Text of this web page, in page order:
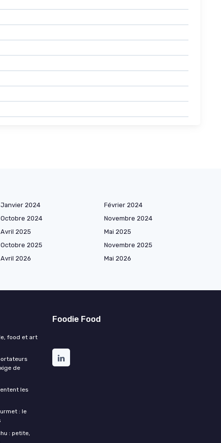
Janvier 2024
Février 2024
Octobre 2024
Novembre 2024
Avril 2025
Mai 2025
Octobre 2025
Novembre 2025
Avril 2026
Mai 2026
food et art
de
les
: le
: petite,
Foodie Food